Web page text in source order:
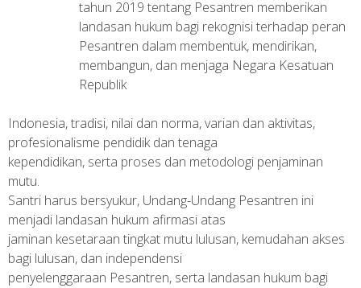
tahun 2019 tentang Pesantren memberikan
landasan hukum bagi rekognisi terhadap peran
Pesantren dalam membentuk, mendirikan,
membangun, dan menjaga Negara Kesatuan
Republik
Indonesia, tradisi, nilai dan norma, varian dan aktivitas,
profesionalisme pendidik dan tenaga
kependidikan, serta proses dan metodologi penjaminan
mutu.
Santri harus bersyukur, Undang-Undang Pesantren ini
menjadi landasan hukum afirmasi atas
jaminan kesetaraan tingkat mutu lulusan, kemudahan akses
bagi lulusan, dan independensi
penyelenggaraan Pesantren, serta landasan hukum bagi